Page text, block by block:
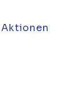
Aktionen